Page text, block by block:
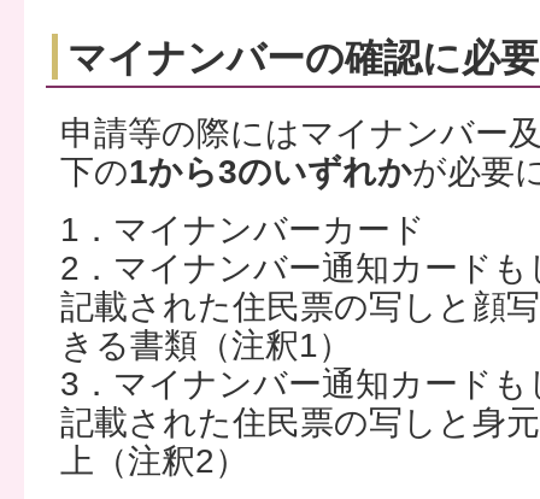
マイナンバーの確認に必
申請等の際にはマイナンバー
下の1から3のいずれかが必要
1．マイナンバーカード
2．マイナンバー通知カード
記載された住民票の写しと顔
きる書類（注釈1）
3．マイナンバー通知カード
記載された住民票の写しと身
上（注釈2）